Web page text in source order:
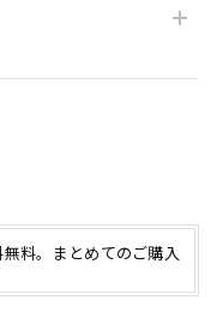
料。まとめてのご購入